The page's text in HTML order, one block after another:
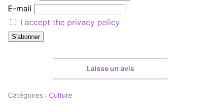
E-mail
I accept the privacy policy
Laisse un avis
Catégories : Culture